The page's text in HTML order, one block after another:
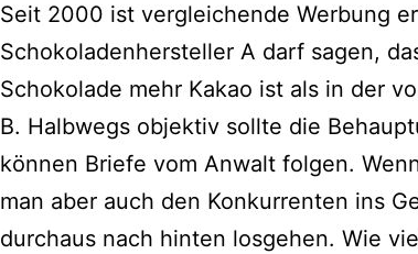
Seit 2000 ist ver­glei­chen­de Werbung
Schokoladenhersteller A darf sagen,
Schokolade mehr Kakao ist als in der
B. Halbwegs objek­tiv soll­te die
kön­nen Briefe vom Anwalt fol­gen.
man aber auch den Konkurrenten ins
durch­aus nach hin­ten los­ge­hen. Wie